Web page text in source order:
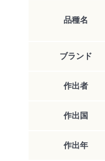
品種名
ブランド
作出者
作出国
作出年